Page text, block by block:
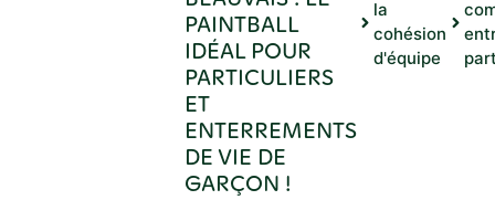
PAINTBALL
IDÉAL POUR
PARTICULIERS
ET
ENTERREMENTS
DE VIE DE
GARÇON !
la
cohésion
d'équipe